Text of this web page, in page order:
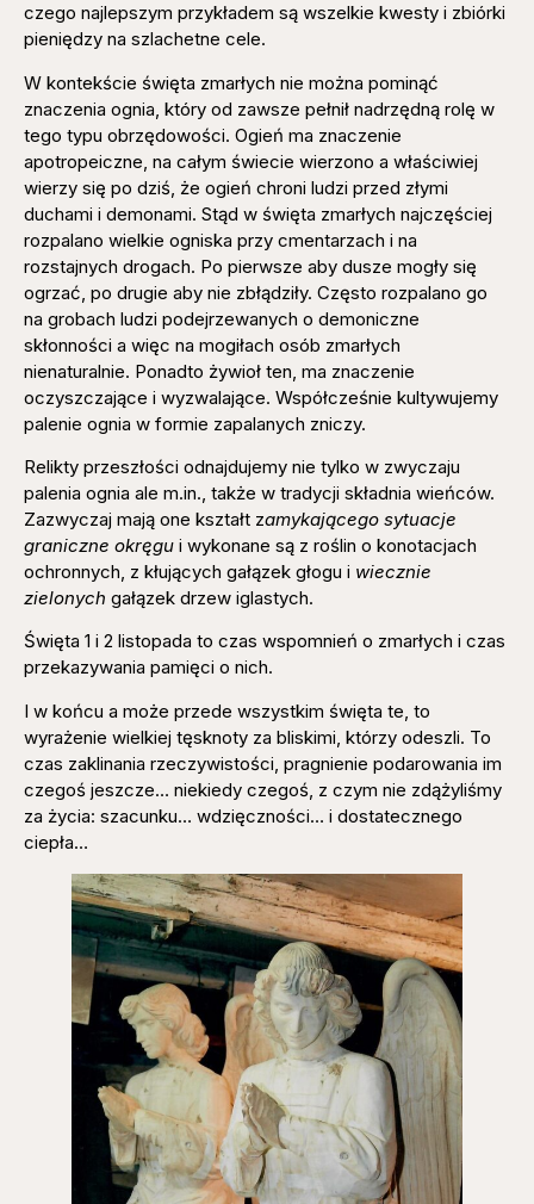
czego najlepszym przykładem są wszelkie kwesty i zbiórki
pieniędzy na szlachetne cele.
W kontekście święta zmarłych nie można pominąć
znaczenia ognia, który od zawsze pełnił nadrzędną rolę w
tego typu obrzędowości. Ogień ma znaczenie
apotropeiczne, na całym świecie wierzono a właściwiej
wierzy się po dziś, że ogień chroni ludzi przed złymi
duchami i demonami. Stąd w święta zmarłych najczęściej
rozpalano wielkie ogniska przy cmentarzach i na
rozstajnych drogach. Po pierwsze aby dusze mogły się
ogrzać, po drugie aby nie zbłądziły. Często rozpalano go
na grobach ludzi podejrzewanych o demoniczne
skłonności a więc na mogiłach osób zmarłych
nienaturalnie. Ponadto żywioł ten, ma znaczenie
oczyszczające i wyzwalające. Współcześnie kultywujemy
palenie ognia w formie zapalanych zniczy.
Relikty przeszłości odnajdujemy nie tylko w zwyczaju
palenia ognia ale m.in., także w tradycji składnia wieńców.
Zazwyczaj mają one kształt zamykającego sytuacje
graniczne okręgu i wykonane są z roślin o konotacjach
ochronnych, z kłujących gałązek głogu i wiecznie
zielonych gałązek drzew iglastych.
Święta 1 i 2 listopada to czas wspomnień o zmarłych i czas
przekazywania pamięci o nich.
I w końcu a może przede wszystkim święta te, to
wyrażenie wielkiej tęsknoty za bliskimi, którzy odeszli. To
czas zaklinania rzeczywistości, pragnienie podarowania im
czegoś jeszcze… niekiedy czegoś, z czym nie zdążyliśmy
za życia: szacunku… wdzięczności… i dostatecznego
ciepła…